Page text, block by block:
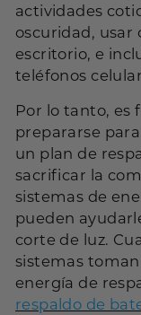
actividades
oscuridad, usar
escritorio, e
teléfonos
Por lo tanto, es
prepararse
un plan de
sacrificar la
sistemas de
pueden
corte de luz.
sistemas
energía de
respaldo de